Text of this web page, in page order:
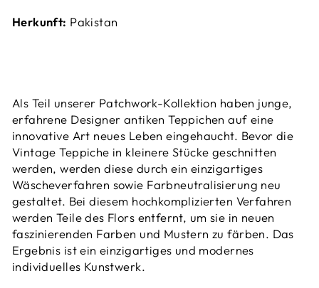
Herkunft: Pakistan
Als Teil unserer Patchwork-Kollektion haben junge,
erfahrene Designer antiken Teppichen auf eine
innovative Art neues Leben eingehaucht. Bevor die
Vintage Teppiche in kleinere Stücke geschnitten
werden, werden diese durch ein einzigartiges
Wäscheverfahren sowie Farbneutralisierung neu
gestaltet. Bei diesem hochkomplizierten Verfahren
werden Teile des Flors entfernt, um sie in neuen
faszinierenden Farben und Mustern zu färben. Das
Ergebnis ist ein einzigartiges und modernes
individuelles Kunstwerk.